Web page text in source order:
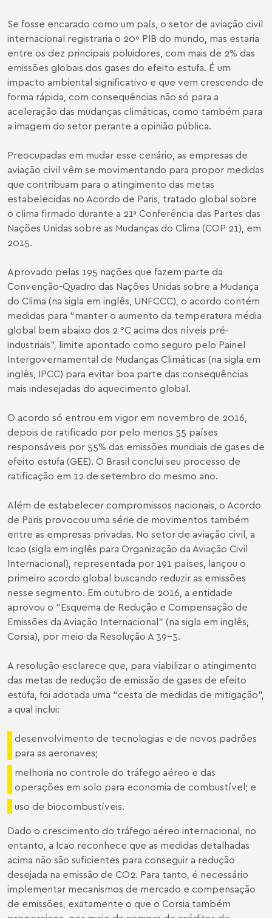
Se fosse encarado como um país, o setor de aviação civil
internacional registraria o 20º PIB do mundo , mas estaria
entre os dez principais poluidores , com mais de 2% das
emissões globais dos gases do efeito estufa. É um
impacto ambiental significativo e que vem crescendo de
forma rápida, com consequências não só para a
aceleração das mudanças climáticas, como também para
a imagem do setor perante a opinião pública.
Preocupadas em mudar esse cenário, as empresas de
aviação civil vêm se movimentando para propor medidas
que contribuam para o atingimento das metas
estabelecidas no Acordo de Paris , tratado global sobre
o clima firmado durante a 21ª Conferência das Partes das
Nações Unidas sobre as Mudanças do Clima (COP 21), em
2015.
Aprovado pelas 195 nações que fazem parte da
Convenção-Quadro das Nações Unidas sobre a Mudança
do Clima (na sigla em inglês, UNFCCC), o acordo contém
medidas para “manter o aumento da temperatura média
global bem abaixo dos 2 °C acima dos níveis pré-
industriais”, limite apontado como seguro pelo Painel
Intergovernamental de Mudanças Climáticas (na sigla em
inglês, IPCC) para evitar boa parte das consequências
mais indesejadas do aquecimento global.
O acordo só entrou em vigor em novembro de 2016,
depois de ratificado por pelo menos 55 países
responsáveis por 55% das emissões mundiais de gases de
efeito estufa (GEE). O Brasil conclui seu processo de
ratificação em 12 de setembro do mesmo ano.
Além de estabelecer compromissos nacionais, o Acordo
de Paris provocou uma série de movimentos também
entre as empresas privadas. No setor de aviação civil, a
Icao (sigla em inglês para Organização da Aviação Civil
Internacional), representada por 191 países, lançou o
primeiro acordo global buscando reduzir as emissões
nesse segmento. Em outubro de 2016, a entidade
aprovou o “Esquema de Redução e Compensação de
Emissões da Aviação Internacional” (na sigla em inglês,
Corsia), por meio da Resolução A 39-3.
A resolução esclarece que, para viabilizar o atingimento
das metas de redução de emissão de gases de efeito
estufa, foi adotada uma “cesta de medidas de mitigação”,
a qual inclui:
desenvolvimento de tecnologias e de novos padrões
para as aeronaves;
melhoria no controle do tráfego aéreo e das
operações em solo para economia de combustível; e
uso de biocombustíveis.
Dado o crescimento do tráfego aéreo internacional, no
entanto, a Icao reconhece que as medidas detalhadas
acima não são suficientes para conseguir a redução
desejada na emissão de CO2. Para tanto, é necessário
implementar mecanismos de mercado e compensação
de emissões, exatamente o que o Corsia também